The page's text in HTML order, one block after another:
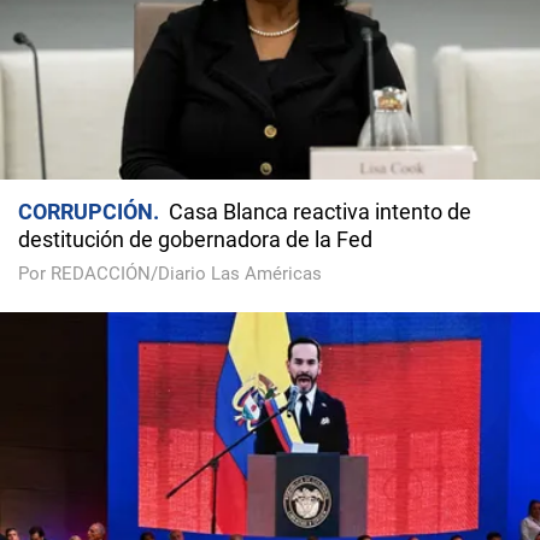
CORRUPCIÓN
Casa Blanca reactiva intento de
destitución de gobernadora de la Fed
Por REDACCIÓN/Diario Las Américas